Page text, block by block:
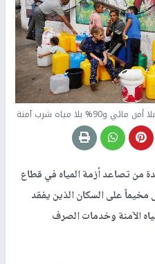
من تصاعد أزمة المياه في قطاع
مخيماً على السكان الذين يفقد
الآمنة وخدمات الصرف